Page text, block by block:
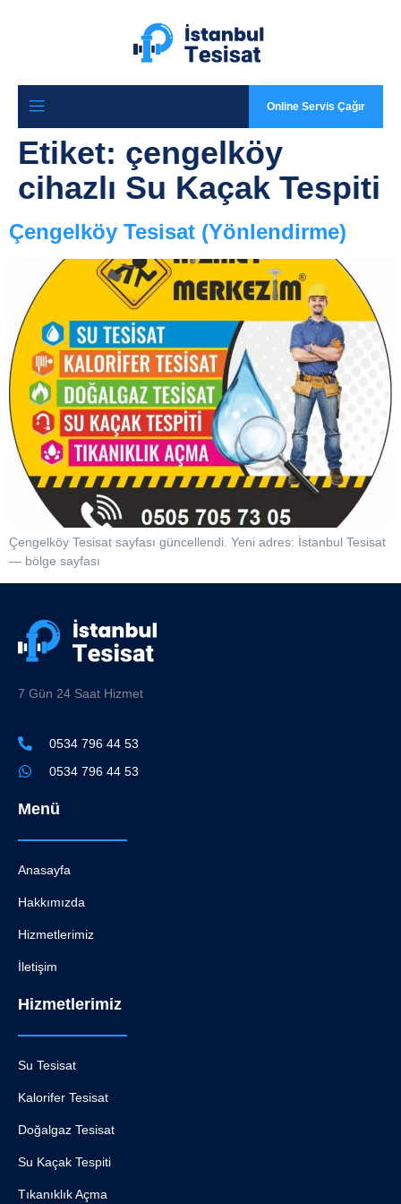
Online Servis Çağır
Etiket: çengelköy
cihazlı Su Kaçak Tespiti
Çengelköy Tesisat (Yönlendirme)
Çengelköy Tesisat sayfası güncellendi. Yeni adres: İstanbul Tesisat
— bölge sayfası
7 Gün 24 Saat Hizmet
0534 796 44 53
0534 796 44 53
Menü
Anasayfa
Hakkımızda
Hizmetlerimiz
İletişim
Hizmetlerimiz
Su Tesisat
Kalorifer Tesisat
Doğalgaz Tesisat
Su Kaçak Tespiti
Tıkanıklık Açma